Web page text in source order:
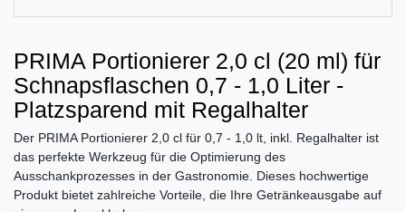
PRIMA Portionierer 2,0 cl (20 ml) für
Schnapsflaschen 0,7 - 1,0 Liter -
Platzsparend mit Regalhalter
Der PRIMA Portionierer 2,0 cl für 0,7 - 1,0 lt, inkl. Regalhalter ist
das perfekte Werkzeug für die Optimierung des
Ausschankprozesses in der Gastronomie. Dieses hochwertige
Produkt bietet zahlreiche Vorteile, die Ihre Getränkeausgabe auf